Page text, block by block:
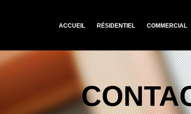
ACCUEIL RÉSIDENTIEL COMMERCIAL